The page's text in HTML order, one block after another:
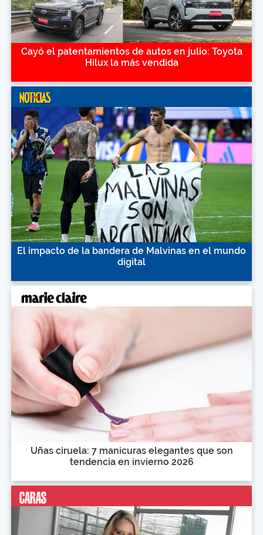
Cayó el patentamientos de autos en julio: Toyota
Hilux la más vendida
El impacto de la bandera de Malvinas en el mundo
digital
Uñas ciruela: 7 manicuras elegantes que son
tendencia en invierno 2026